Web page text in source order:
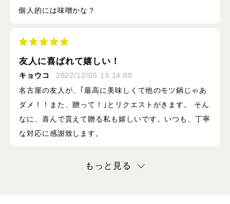
個人的には味噌かな？
友人に喜ばれて嬉しい！
キョウコ
2022/12/05 13:14:00
名古屋の友人が、｢最高に美味しくて他のモツ鍋じゃあ
ダメ！！また、贈って！｣とリクエストがきます。 そん
なに、喜んで貰えて贈る私も嬉しいです。いつも、丁寧
な対応に感謝致します。
もっと見る